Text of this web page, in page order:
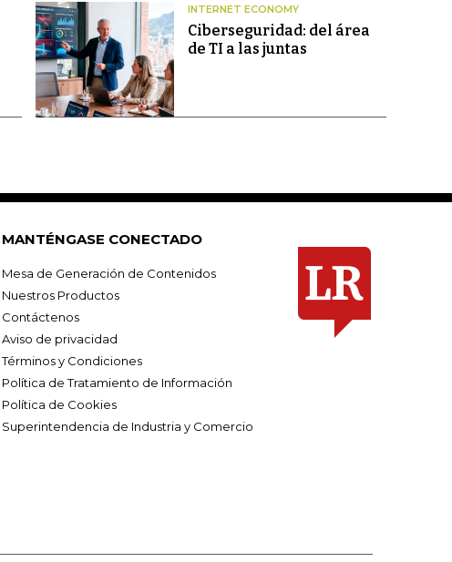
INTERNET ECONOMY
Ciberseguridad: del área
de TI a las juntas
MANTÉNGASE CONECTADO
Mesa de Generación de Contenidos
Nuestros Productos
Contáctenos
Aviso de privacidad
Términos y Condiciones
Política de Tratamiento de Información
Política de Cookies
Superintendencia de Industria y Comercio